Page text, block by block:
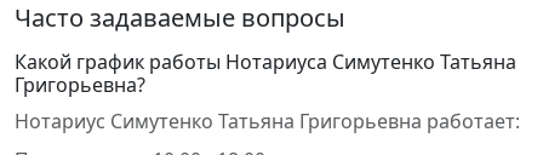
Часто задаваемые вопросы
Какой график работы Нотариуса Симутенко Татьяна
Григорьевна?
Нотариус Симутенко Татьяна Григорьевна работает: